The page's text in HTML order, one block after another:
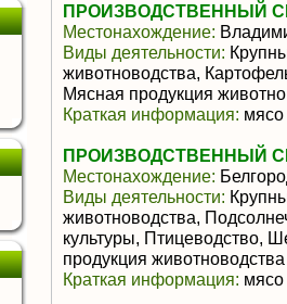
ПРОИЗВОДСТВЕННЫЙ
Местонахождение:
Виды деятельности:
животноводства,
Мясная продукция
Краткая информация: мясо
ПРОИЗВОДСТВЕННЫЙ
Местонахождение:
Виды деятельности:
животноводства,
культуры, Птицеводство,
продукция животноводства
Краткая информация: мясо